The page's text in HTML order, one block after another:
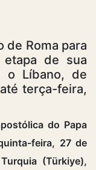
de Roma para
etapa de sua
o Líbano, de
terça-feira,
do Papa
feira, 27 de
(Türkiye),